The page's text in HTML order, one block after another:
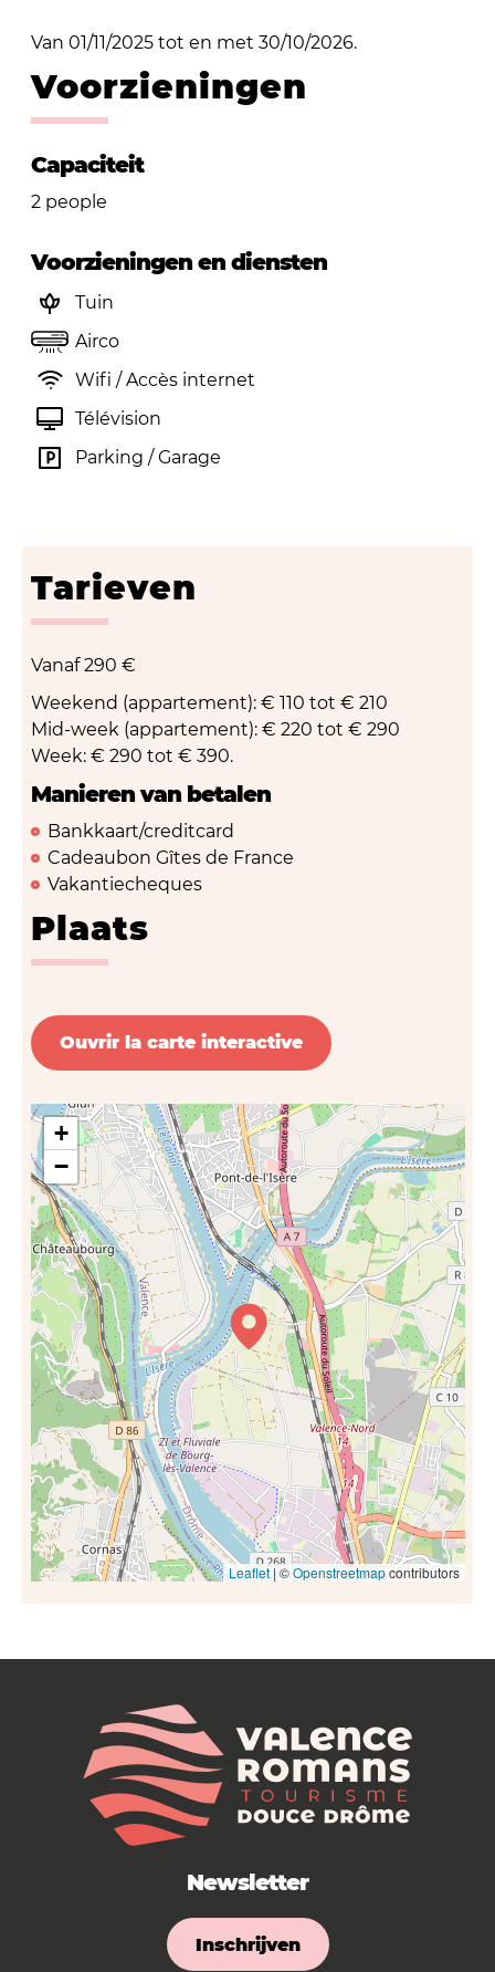
Van 01/11/2025 tot en met 30/10/2026.
Voorzieningen
Capaciteit
2 people
Voorzieningen en diensten
Tuin
Airco
Wifi / Accès internet
Télévision
Parking / Garage
Tarieven
Vanaf 290 €
Weekend (appartement): € 110 tot € 210
Mid-week (appartement): € 220 tot € 290
Week: € 290 tot € 390.
Manieren van betalen
Bankkaart/creditcard
Cadeaubon Gîtes de France
Vakantiecheques
Plaats
Ouvrir la carte interactive
+
−
Leaflet| ©Openstreetmapcontributors
Newsletter
Inschrijven